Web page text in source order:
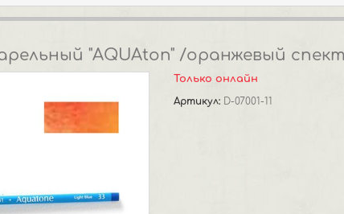
"AQUAton" /оранжевый
Только онлайн
Артикул: D-07001-11